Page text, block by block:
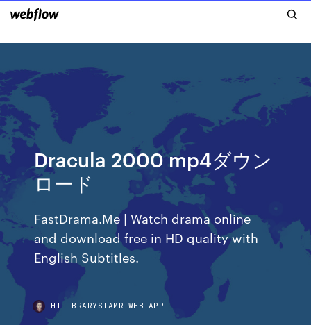
Dracula 2000 mp4ダウン
ロード
FastDrama.Me | Watch drama online
and download free in HD quality with
English Subtitles.
HILIBRARYSTAMR.WEB.APP